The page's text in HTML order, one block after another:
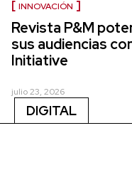
INNOVACIÓN
Revista P&M
sus audiencias
Initiative
julio 23, 2026
DIGITAL